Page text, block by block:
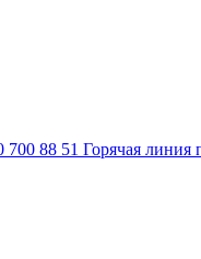
700 88 51 Горячая линия